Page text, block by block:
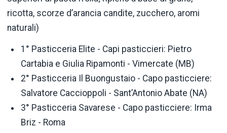
ricotta, scorze d’arancia candite, zucchero, aromi
naturali)
1° Pasticceria Elite - Capi pasticcieri: Pietro
Cartabia e Giulia Ripamonti - Vimercate (MB)
2° Pasticceria Il Buongustaio - Capo pasticciere:
Salvatore Caccioppoli - Sant’Antonio Abate (NA)
3° Pasticceria Savarese - Capo pasticciere: Irma
Briz - Roma